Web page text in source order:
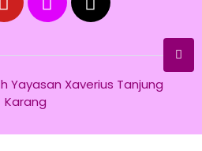
Yayasan Xaverius Tanjung
Karang